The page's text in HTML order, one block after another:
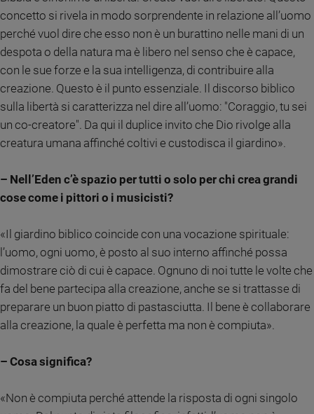
Ambiente
e
Creato
Volontariato
Diritti
Aziende
settimana
Migranti
e
Cultura
e
spettacoli
2026
e
concetto si rivela in modo sorprendente in relazione all’uomo
perché vuol dire che esso non è un burattino nelle mani di un
despota o della natura ma è libero nel senso che è capace,
con le sue forze e la sua intelligenza, di contribuire alla
creazione. Questo è il punto essenziale. Il discorso biblico
sulla libertà si caratterizza nel dire all’uomo: "Coraggio, tu sei
un co-creatore". Da qui il duplice invito che Dio rivolge alla
creatura umana affinché coltivi e custodisca il giardino».
– Nell’Eden c’è spazio per tutti o solo per chi crea grandi
cose come i pittori o i musicisti?
«Il giardino biblico coincide con una vocazione spirituale:
l’uomo, ogni uomo, è posto al suo interno affinché possa
dimostrare ciò di cui è capace. Ognuno di noi tutte le volte che
fa del bene partecipa alla creazione, anche se si trattasse di
preparare un buon piatto di pastasciutta. Il bene è collaborare
alla creazione, la quale è perfetta ma non è compiuta».
– Cosa significa?
«Non è compiuta perché attende la risposta di ogni singolo